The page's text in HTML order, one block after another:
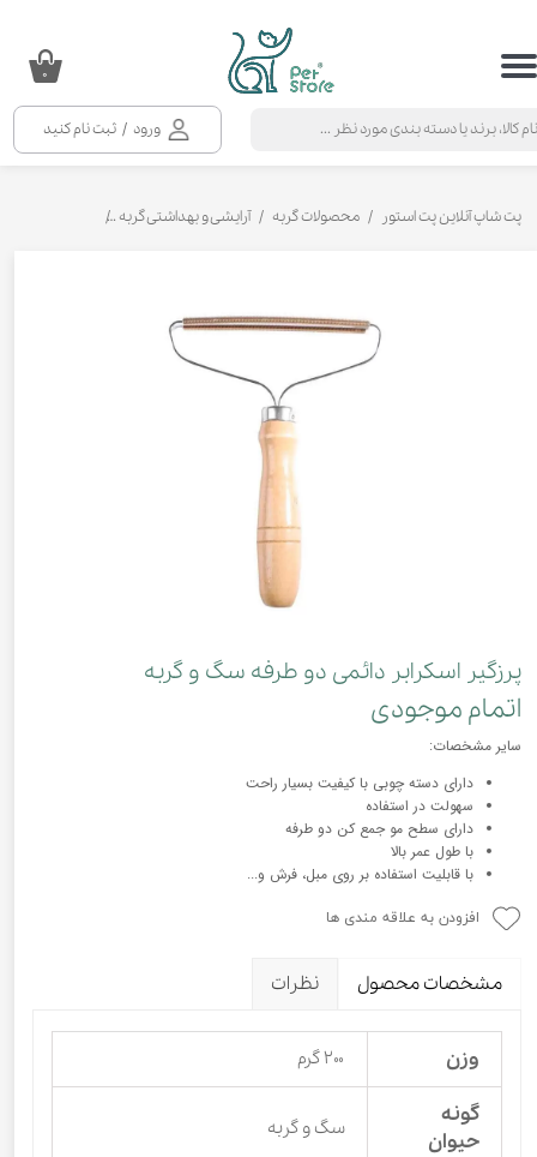
ورود / ثبت نام کنید
حساب کاربری من
خروج از حساب کاربری
۰
پت شاپ آنلاین پت استور محصولات گربه آرایشی و بهداشتی گربه
پرزگیر اسکرابر دائمی دو طرفه سگ و گربه
اتمام موجودی
سایر مشخصات:
دارای دسته چوبی با کیفیت بسیار راحت
سهولت در استفاده
دارای سطح مو جمع کن دو طرفه
با طول عمر بالا
با قابلیت استفاده بر روی مبل، فرش و...
افزودن به علاقه مندی ها
مشخصات محصول نظرات
وزن ۲۰۰ گرم
گونه
حیوان
سگ و گربه